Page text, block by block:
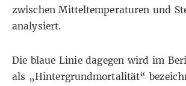
zwischen Mitteltemperaturen und
analysiert.
Die blaue Linie dagegen wird im
als „Hintergrundmortalität“